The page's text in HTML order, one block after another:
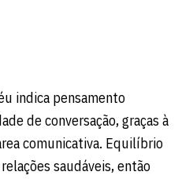
indica pensamento
de conversação, graças à
comunicativa. Equilíbrio
saudáveis, então